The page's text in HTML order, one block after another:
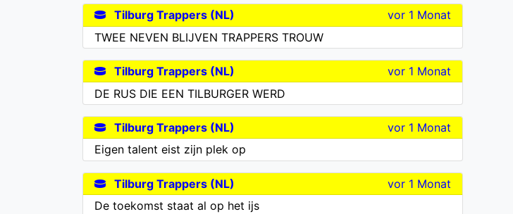
Tilburg Trappers (NL)
vor 1 Monat
TWEE NEVEN BLIJVEN TRAPPERS TROUW
Tilburg Trappers (NL)
vor 1 Monat
DE RUS DIE EEN TILBURGER WERD
Tilburg Trappers (NL)
vor 1 Monat
Eigen talent eist zijn plek op
Tilburg Trappers (NL)
vor 1 Monat
De toekomst staat al op het ijs